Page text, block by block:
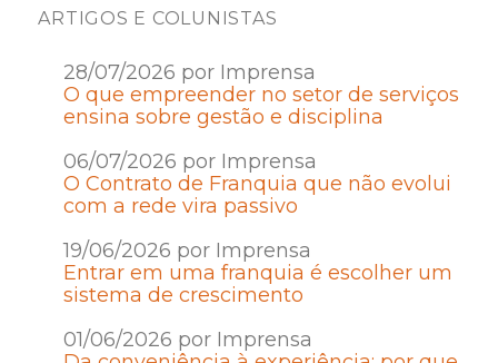
ARTIGOS E COLUNISTAS
28/07/2026 por Imprensa
O que empreender no setor de serviços
ensina sobre gestão e disciplina
06/07/2026 por Imprensa
O Contrato de Franquia que não evolui
com a rede vira passivo
19/06/2026 por Imprensa
Entrar em uma franquia é escolher um
sistema de crescimento
01/06/2026 por Imprensa